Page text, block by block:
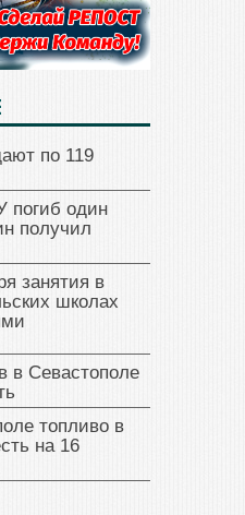
по 119
погиб один
получил
занятия в
школах
в Севастополе
топливо в
на 16